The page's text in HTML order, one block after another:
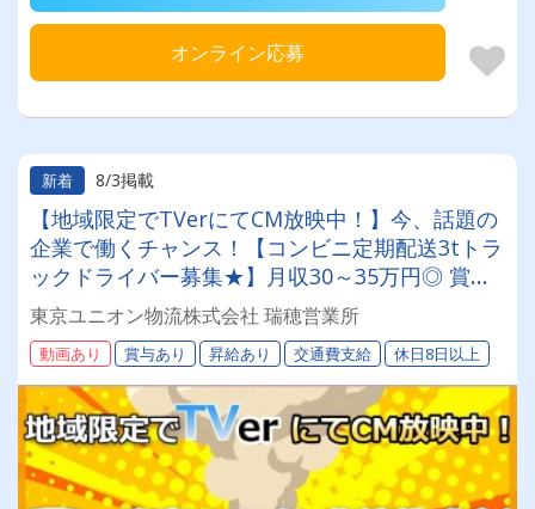
オンライン応募
新着 8/3掲載
【地域限定でTVerにてCM放映中！】今、話題の
企業で働くチャンス！【コンビニ定期配送3tトラ
ックドライバー募集★】月収30～35万円◎ 賞与
年2回／昇給有／福利厚生充実／仕事量安定／未
経験歓迎◎ 【年間休日113日以上】連休もあり◎
プライベート充実可◎ 「安心・安全」で働く。
東京ユニオン物流でドライバーライフを送りませ
んか？
東京ユニオン物流株式会社 瑞穂営業所
動画あり 賞与あり 昇給あり 交通費支給 休日8日以上